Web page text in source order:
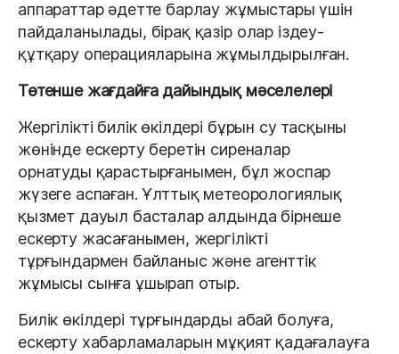
аппараттар әдетте барлау жұмыстары үшін
пайдаланылады, бірақ қазір олар іздеу-
құтқару операцияларына жұмылдырылған.
Төтенше жағдайға дайындық мәселелері
Жергілікті билік өкілдері бұрын су тасқыны
жөнінде ескерту беретін сиреналар
орнатуды қарастырғанымен, бұл жоспар
жүзеге аспаған. Ұлттық метеорологиялық
қызмет дауыл басталар алдында бірнеше
ескерту жасағанымен, жергілікті
тұрғындармен байланыс және агенттік
жұмысы сынға ұшырап отыр.
Билік өкілдері тұрғындарды абай болуға,
ескерту хабарламаларын мұқият қадағалауға